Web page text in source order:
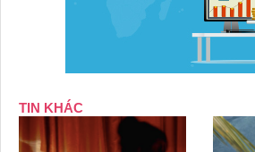
TIN KHÁC